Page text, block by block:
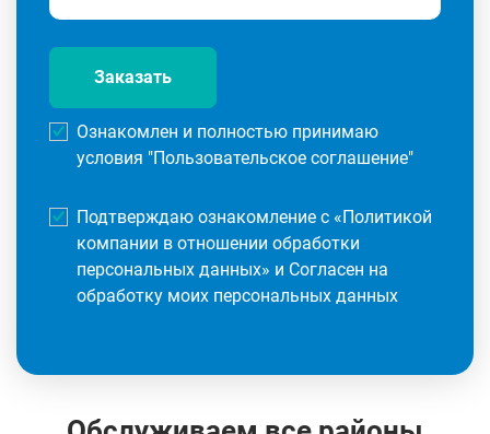
Заказать
Ознакомлен и полностью принимаю
условия "Пользовательское соглашение"
Подтверждаю ознакомление с «Политикой
компании в отношении обработки
персональных данных» и Согласен на
обработку моих персональных данных